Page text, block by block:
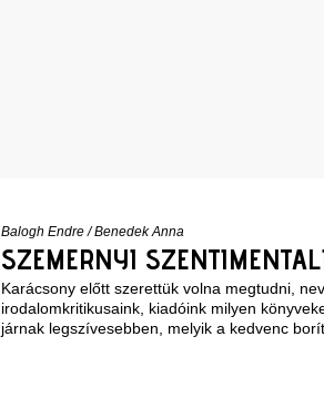
Balogh Endre/Benedek Anna
SZEMERNYI
Karácsony előtt szerettük volna megtudni,
irodalomkritikusaink, kiadóink milyen
járnak legszívesebben, melyik a kedvenc